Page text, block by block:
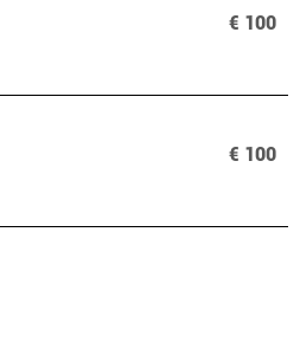
€ 100
€ 100